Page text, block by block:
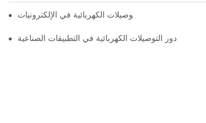
تأثير التكنولوجيا على التوصيلات الكهربائية في الإلكترونيات
دور التوصيلات الكهربائية في التطبيقات الصناعية